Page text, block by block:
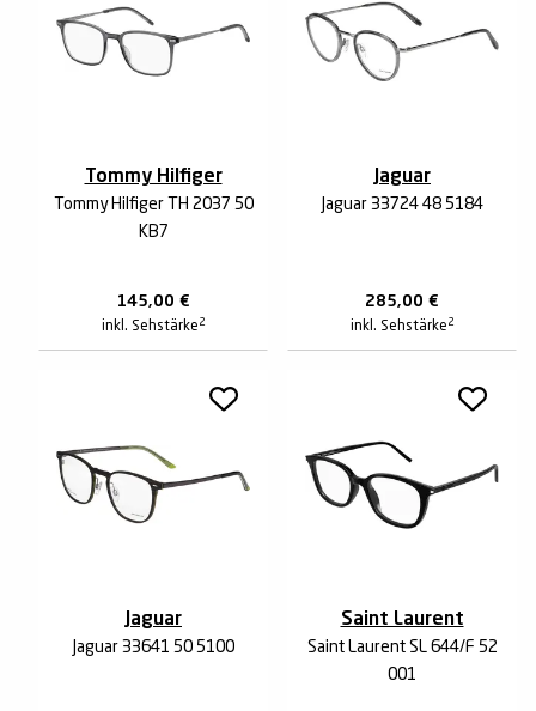
Tommy Hilfiger
Tommy Hilfiger TH 2037 50
KB7
145,00 €
inkl. Sehstärke 2
Jaguar
Jaguar 33724 48 5184
285,00 €
inkl. Sehstärke 2
Jaguar
Jaguar 33641 50 5100
Saint Laurent
Saint Laurent SL 644/F 52
001